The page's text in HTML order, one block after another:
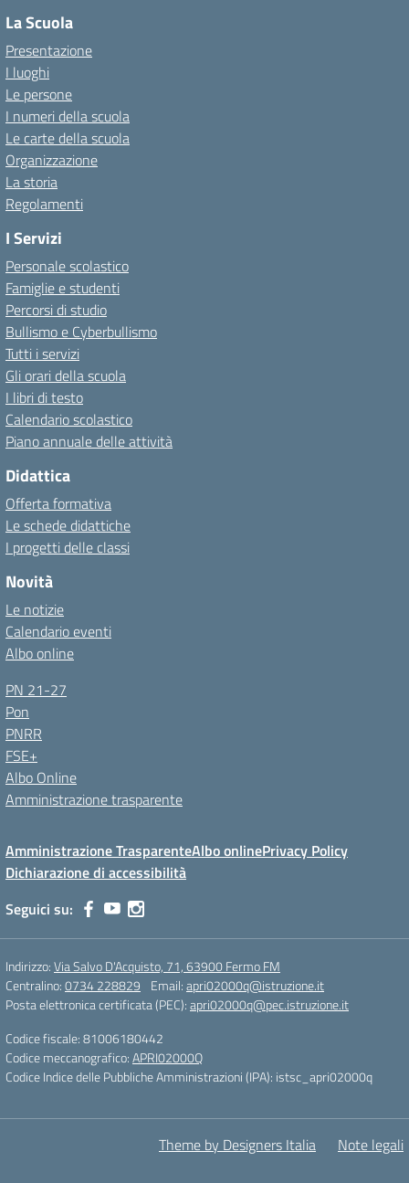
La Scuola
Presentazione
I luoghi
Le persone
I numeri della scuola
Le carte della scuola
Organizzazione
La storia
Regolamenti
I Servizi
Personale scolastico
Famiglie e studenti
Percorsi di studio
Bullismo e Cyberbullismo
Tutti i servizi
Gli orari della scuola
I libri di testo
Calendario scolastico
Piano annuale delle attività
Didattica
Offerta formativa
Le schede didattiche
I progetti delle classi
Novità
Le notizie
Calendario eventi
Albo online
PN 21-27
Pon
PNRR
FSE+
Albo Online
Amministrazione trasparente
Amministrazione TrasparenteAlbo onlinePrivacy Policy
Dichiarazione di accessibilità
Seguici su:
Indirizzo:Via Salvo D'Acquisto, 71, 63900 Fermo FM
Centralino:0734 228829 Email:apri02000q@istruzione.it
Posta elettronica certificata (PEC):apri02000q@pec.istruzione.it
Codice fiscale: 81006180442
Codice meccanografico:APRI02000Q
Codice Indice delle Pubbliche Amministrazioni (IPA): istsc_apri02000q
Theme by Designers Italia Note legali